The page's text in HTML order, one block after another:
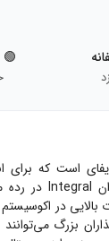
🟢
است که برای
Integralدر رده
در اکوسیستم
بزرگ